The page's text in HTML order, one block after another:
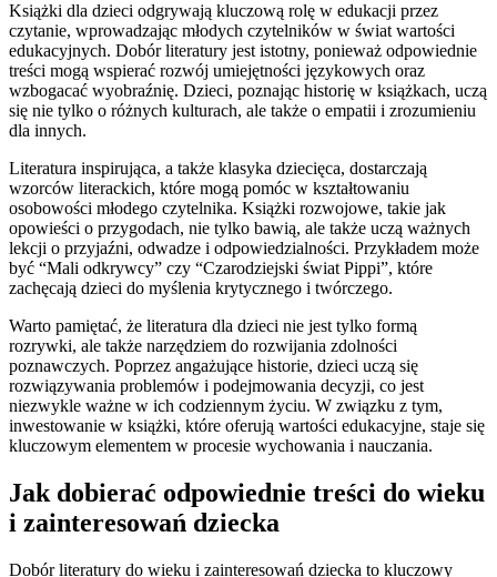
Książki dla dzieci odgrywają kluczową rolę w edukacji przez
czytanie, wprowadzając młodych czytelników w świat wartości
edukacyjnych. Dobór literatury jest istotny, ponieważ odpowiednie
treści mogą wspierać rozwój umiejętności językowych oraz
wzbogacać wyobraźnię. Dzieci, poznając historię w książkach, uczą
się nie tylko o różnych kulturach, ale także o empatii i zrozumieniu
dla innych.
Literatura inspirująca, a także klasyka dziecięca, dostarczają
wzorców literackich, które mogą pomóc w kształtowaniu
osobowości młodego czytelnika. Książki rozwojowe, takie jak
opowieści o przygodach, nie tylko bawią, ale także uczą ważnych
lekcji o przyjaźni, odwadze i odpowiedzialności. Przykładem może
być “Mali odkrywcy” czy “Czarodziejski świat Pippi”, które
zachęcają dzieci do myślenia krytycznego i twórczego.
Warto pamiętać, że literatura dla dzieci nie jest tylko formą
rozrywki, ale także narzędziem do rozwijania zdolności
poznawczych. Poprzez angażujące historie, dzieci uczą się
rozwiązywania problemów i podejmowania decyzji, co jest
niezwykle ważne w ich codziennym życiu. W związku z tym,
inwestowanie w książki, które oferują wartości edukacyjne, staje się
kluczowym elementem w procesie wychowania i nauczania.
Jak dobierać odpowiednie treści do wieku
i zainteresowań dziecka
Dobór literatury do wieku i zainteresowań dziecka to kluczowy